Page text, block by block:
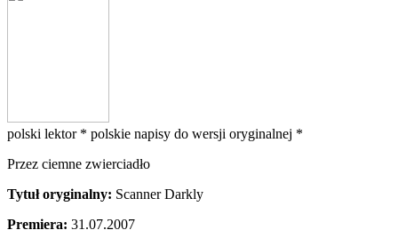
polski lektor * polskie napisy do wersji oryginalnej *
Przez ciemne zwierciadło
Tytuł oryginalny: Scanner Darkly
Premiera: 31.07.2007